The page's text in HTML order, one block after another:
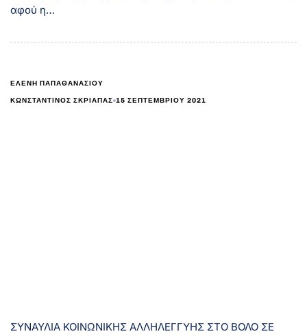
αφού η…
ΕΛΕΝΗ ΠΑΠΑΘΑΝΑΣΙΟΥ
ΚΩΝΣΤΑΝΤΊΝΟΣ ΣΚΡΙΆΠΑΣ 15 ΣΕΠΤΕΜΒΡΊΟΥ 2021
ΣΥΝΑΥΛΙΑ ΚΟΙΝΩΝΙΚΗΣ ΑΛΛΗΛΕΓΓΥΗΣ ΣΤΟ ΒΟΛΟ ΣΕ